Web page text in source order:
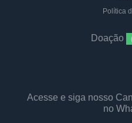
Política
Doação
Acesse e siga nosso
no